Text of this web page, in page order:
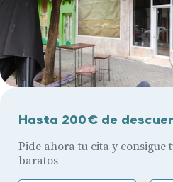
Hasta 200€ de
Pide ahora tu cita y consigue
baratos